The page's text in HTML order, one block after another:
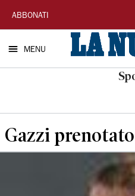
La
Nuova
Sardegna
ABBONATI
MENU
Gazzi